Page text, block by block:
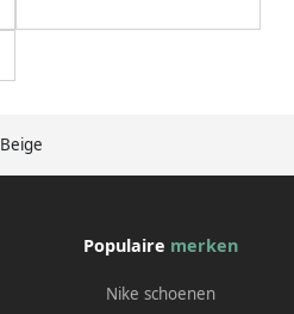
Beige
Populaire merken
Nike schoenen